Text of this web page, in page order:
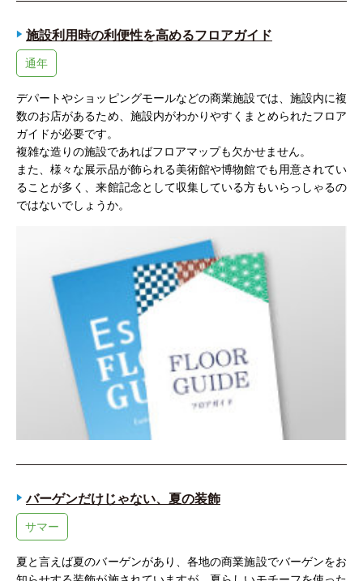
施設利用時の利便性を高めるフロアガイド
通年
デパートやショッピングモールなどの商業施設では、施設内に複
数のお店があるため、施設内がわかりやすくまとめられたフロア
ガイドが必要です。
複雑な造りの施設であればフロアマップも欠かせません。
また、様々な展示品が飾られる美術館や博物館でも用意されてい
ることが多く、来館記念として収集している方もいらっしゃるの
ではないでしょうか。
バーゲンだけじゃない、夏の装飾
サマー
夏と言えば夏のバーゲンがあり、各地の商業施設でバーゲンをお